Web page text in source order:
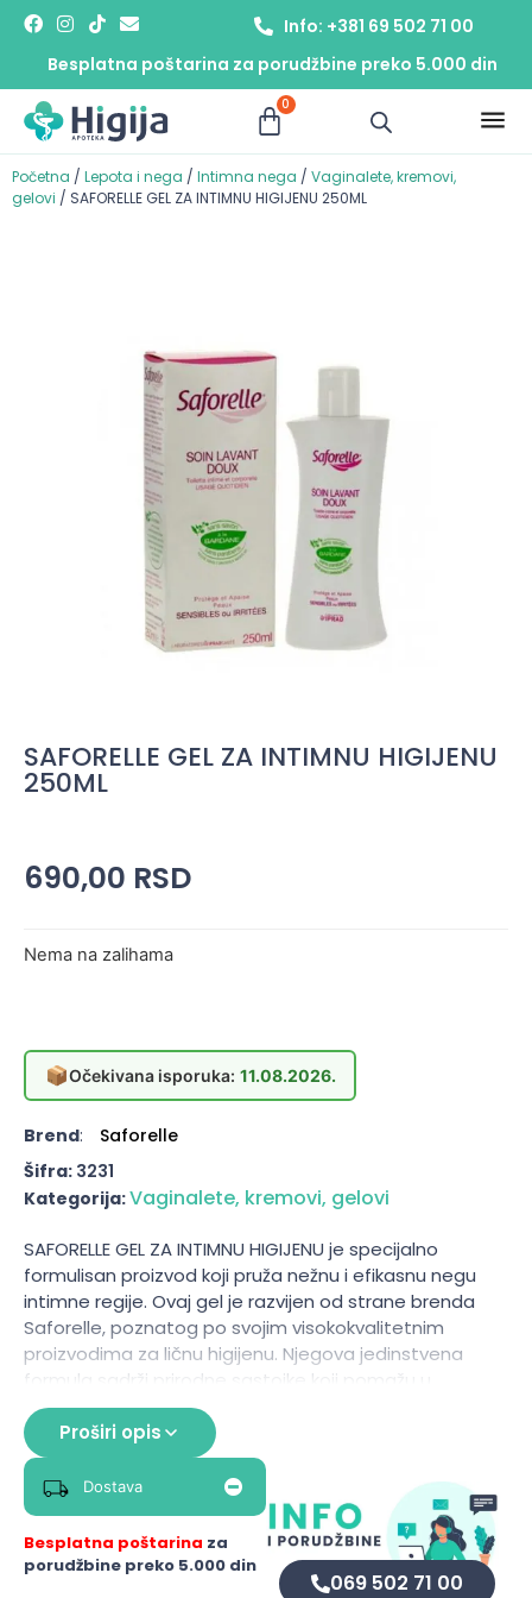
Besplatna poštarina za porudžbine preko 5.000 din
Info: +381 69 502 71 00
0
Početna / Lepota i nega / Intimna nega / Vaginalete, kremovi,
gelovi / SAFORELLE GEL ZA INTIMNU HIGIJENU 250ML
SAFORELLE GEL ZA INTIMNU HIGIJENU
250ML
690,00 RSD
Nema na zalihama
📦Očekivana isporuka: 11.08.2026.
Brend:
Saforelle
Šifra: 3231
Kategorija:Vaginalete, kremovi, gelovi
SAFORELLE GEL ZA INTIMNU HIGIJENU je specijalno
formulisan proizvod koji pruža nežnu i efikasnu negu
intimne regije. Ovaj gel je razvijen od strane brenda
Saforelle, poznatog po svojim visokokvalitetnim
proizvodima za ličnu higijenu. Njegova jedinstvena
formula sadrži prirodne sastojke koji pomažu u
održavanju ravnoteže pH vrednosti, čime se smanjuje
rizik od iritacija i nelagodnosti. Gel je dermatološki
testiran i pogodan je za sve tipove kože, uključujući i
osetljivu kožu. Pored toga, Saforelle gel ne sadrži
sapune, parabene i veštačke mirise, što ga čini
idealnim izborom za svakodnevnu upotrebu.
Namena:
Proširi opis
Dostava
Besplatna poštarina za
porudžbine preko 5.000 din
069 502 71 00